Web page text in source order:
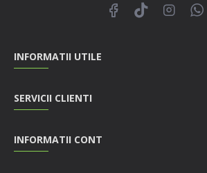
INFORMATII UTILE
SERVICII CLIENTI
INFORMATII CONT